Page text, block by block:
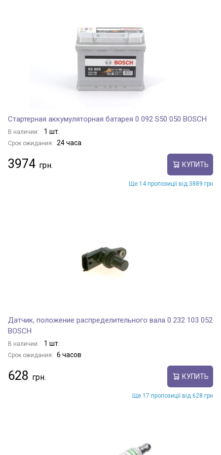
eQ
FULWIN
MVM315
Стартерная аккумуляторная батарея 0 092 S50 050 BOSCH
В наличии: 1 шт.
Срок ожидания: 24 часа
3974 КУПИТЬ
Ще 14 пропозиції від 3889 грн
Датчик, положение распределительного вала 0 232 103 052
BOSCH
В наличии: 1 шт.
Срок ожидания: 6 часов
628 КУПИТЬ
Ще 17 пропозиції від 628 грн